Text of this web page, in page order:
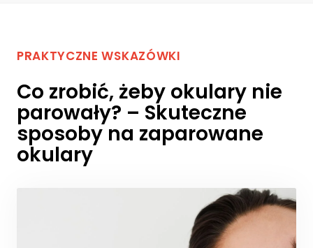
PRAKTYCZNE WSKAZÓWKI
Co zrobić, żeby okulary nie
parowały? – Skuteczne
sposoby na zaparowane
okulary